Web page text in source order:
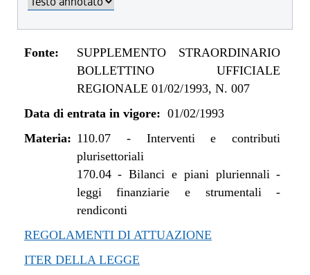
Fonte:
SUPPLEMENTO STRAORDINARIO
BOLLETTINO UFFICIALE
REGIONALE 01/02/1993, N. 007
Data di entrata in vigore: 01/02/1993
Materia: 110.07- Interventi e contributi
plurisettoriali
170.04-Bilanci e piani pluriennali -
leggi finanziarie e strumentali -
rendiconti
REGOLAMENTI DI ATTUAZIONE
ITER DELLA LEGGE